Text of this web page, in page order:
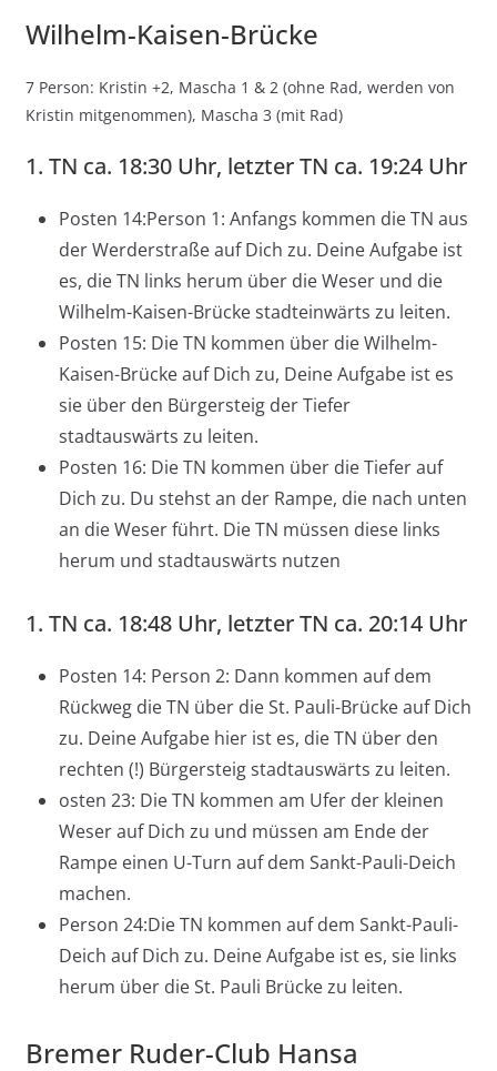
Wilhelm-Kaisen-Brücke
7 Person: Kristin +2, Mascha 1 & 2 (ohne Rad, werden von
Kristin mitgenommen), Mascha 3 (mit Rad)
1. TN ca. 18:30 Uhr, letzter TN ca. 19:24 Uhr
Posten 14:Person 1: Anfangs kommen die TN aus
der Werderstraße auf Dich zu. Deine Aufgabe ist
es, die TN links herum über die Weser und die
Wilhelm-Kaisen-Brücke stadteinwärts zu leiten.
Posten 15: Die TN kommen über die Wilhelm-
Kaisen-Brücke auf Dich zu, Deine Aufgabe ist es
sie über den Bürgersteig der Tiefer
stadtauswärts zu leiten.
Posten 16: Die TN kommen über die Tiefer auf
Dich zu. Du stehst an der Rampe, die nach unten
an die Weser führt. Die TN müssen diese links
herum und stadtauswärts nutzen
1. TN ca. 18:48 Uhr, letzter TN ca. 20:14 Uhr
Posten 14: Person 2: Dann kommen auf dem
Rückweg die TN über die St. Pauli-Brücke auf Dich
zu. Deine Aufgabe hier ist es, die TN über den
rechten (!) Bürgersteig stadtauswärts zu leiten.
osten 23: Die TN kommen am Ufer der kleinen
Weser auf Dich zu und müssen am Ende der
Rampe einen U-Turn auf dem Sankt-Pauli-Deich
machen.
Person 24:Die TN kommen auf dem Sankt-Pauli-
Deich auf Dich zu. Deine Aufgabe ist es, sie links
herum über die St. Pauli Brücke zu leiten.
Bremer Ruder-Club Hansa